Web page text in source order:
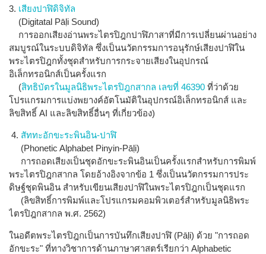
3. เสียงปาฬิดิจิทัล
(Digitatal Pāḷi Sound)
การออกเสียงอ่านพระไตรปิฎกปาฬิภาสาที่มีการเปลี่ยนผ่านอย่าง
สมบูรณ์ในระบบดิจิทัล ซึ่งเป็นนวัตกรรมการอนุรักษ์เสียงปาฬิใน
พระไตรปิฎกทั้งชุดสำหรับการกระจายเสียงในอุปกรณ์
อิเล็กทรอนิกส์เป็นครั้งแรก
(สิทธิบัตรในมูลนิธิพระไตรปิฎกสากล เลขที่ 46390 ที่ว่าด้วย
โปรแกรมการแบ่งพยางค์อัตโนมัติในอุปกรณ์อิเล็กทรอนิกส์ และ
ลิขสิทธิ์ AI และลิขสิทธิ์อื่นๆ ที่เกี่ยวข้อง)
4. สัททะอักขะระพินอิน-ปาฬิ
(Phonetic Alphabet Pinyin-Pāḷi)
การถอดเสียงเป็นชุดอักขะระพินอินเป็นครั้งแรกสำหรับการพิมพ์
พระไตรปิฎกสากล โดยอ้างอิงจากข้อ 1 ซึ่งเป็นนวัตกรรมการประ
ดิษฐ์ชุดพินอิน สำหรับเขียนเสียงปาฬิในพระไตรปิฎกเป็นชุดแรก
(ลิขสิทธิ์การพิมพ์และโปรแกรมคอมพิวเตอร์สำหรับมูลนิธิพระ
ไตรปิฎกสากล พ.ศ. 2562)
ในอดีตพระไตรปิฎกเป็นการบันทึกเสียงปาฬิ (Pāḷi) ด้วย "การถอด
อักขะระ" ที่ทางวิชาการด้านภาษาศาสตร์เรียกว่า Alphabetic